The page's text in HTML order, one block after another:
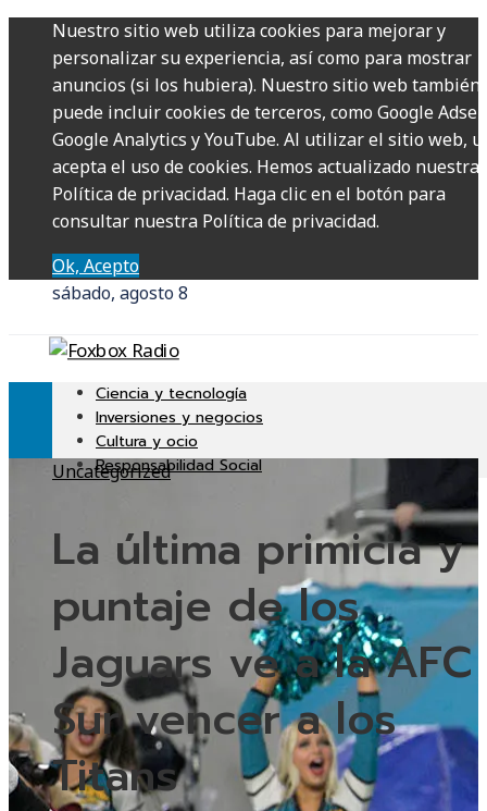
Nuestro sitio web utiliza cookies para mejorar y
personalizar su experiencia, así como para mostrar
anuncios (si los hubiera). Nuestro sitio web también
puede incluir cookies de terceros, como Google
Google Analytics y YouTube. Al utilizar el sitio web,
acepta el uso de cookies. Hemos actualizado nuestra
Política de privacidad. Haga clic en el botón para
consultar nuestra Política de privacidad.
Ok, Acepto
sábado, agosto 8
Ciencia y tecnología
Inversiones y negocios
Cultura y ocio
Responsabilidad Social
Uncategorized
La última primicia y
puntaje de los
Jaguars ve a la AFC
Sur vencer a los
Titans